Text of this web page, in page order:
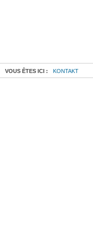
VOUS ÊTES ICI : KONTAKT